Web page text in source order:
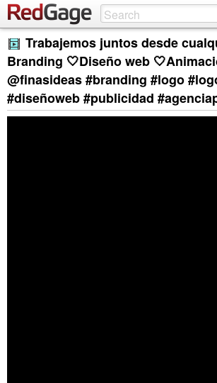
Trabajemos juntos desde
Branding 🤍Diseño web
@finasideas #branding #logo
#diseñoweb #publicidad